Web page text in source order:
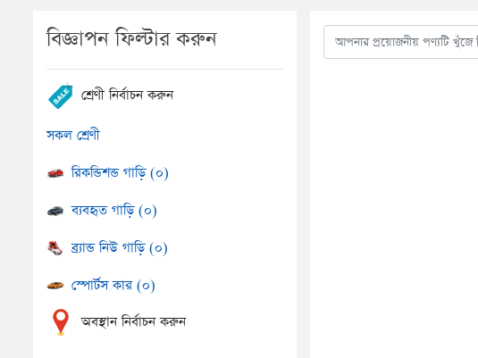
বিজ্ঞাপন ফিল্টার করুন
শ্রেণী নির্বাচন করুন
সকল শ্রেণী
রিকন্ডিশন্ড গাড়ি (০)
ব্যবহৃত গাড়ি (০)
ব্র্যান্ড নিউ গাড়ি (০)
স্পোর্টস কার (০)
অবস্থান নির্বাচন করুন